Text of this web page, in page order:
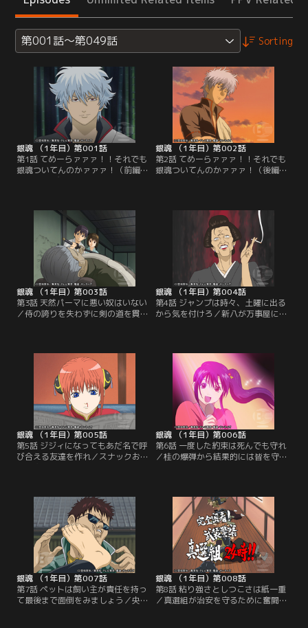
第001話～第049話 Sorting
銀魂 （1年目）第001話
第1話 てめーらァァァ！！それでも
銀魂ついてんのかァァァ！（前編）
※EDがございません／江戸の街で万
物を取り戻したい。そのためには三
千万ほど必要だと言う。身に続く不
幸を語る加藤に、万事屋はやむなく
協力することになる。一方そのこ
ろ、江戸の片隅では天人カリヤとそ
の一味が…。【提供：バンダイチャ
ンネル】
銀魂 （1年目）第002話
第2話 てめーらァァァ！！それでも
銀魂ついてんのかァァァ！（後編）
※OPがございません／依頼人の加藤
一緒に酒を飲み、加藤に語りかけ
る。本当に忘れたいことからは逃げ
ても逃げ切れるものではない、と。
その銀時の横顔を見つめ、加藤は強
くなろうと思ったきっかけを語る。
【提供：バンダイチャンネル】
銀魂 （1年目）第003話
第3話 天然パーマに悪い奴はいない
／侍の誇りを失わずに剣の道を貫い
八。しかし、剣の道一筋だった少年
に世間は辛く、店長になじられ、天
人には嘲笑を浴びせられる。そんな
彼の前に一人の男が現れた。そう、
彼こそが万事屋銀ちゃんこと、坂田
銀時だった…。【提供：バンダイチ
ャンネル】
銀魂 （1年目）第004話
第4話 ジャンプは時々、土曜に出る
から気を付けろ／新八が万事屋に身
いた。そんなある日、スクーターに
二人乗りをしていた銀時たちの前に
少女が飛び出してきた。その少女
は、ある理由でヤクザに追われてお
り、彼女を逃がすために新八は行動
を開始するが…。【提供：バンダイ
チャンネル】
銀魂 （1年目）第005話
第5話 ジジィになってもあだ名で呼
び合える友達を作れ／スナックお登
先である戌威星大使館へと向かっ
た。しかし、その小包は爆弾で、は
ずみで爆発。銀時たちはテロリスト
と間違えられてしまう。その時、助
けに入ってきたのは銀時の旧友、ヅ
ラこと桂小太郎だった…。【提供：
バンダイチャンネル】
銀魂 （1年目）第006話
第6話 一度した約束は死んでも守れ
／桂の爆弾から結果的には皆を守っ
る銀時と神楽をおいて、新八は足早
に去っていく。そして残された銀時
と神楽の前に、脱獄囚が警察に追わ
れて来た。男は神楽を人質にとり、
銀時にパトカーを運転させて逃走を
図るが…。【提供：バンダイチャン
ネル】
銀魂 （1年目）第007話
第7話 ペットは飼い主が責任を持っ
て最後まで面倒をみましょう／央国
銀魂 （1年目）第008話
第8話 粘り強さとしつこさは紙一重
／真選組が治安を守るために奮闘し